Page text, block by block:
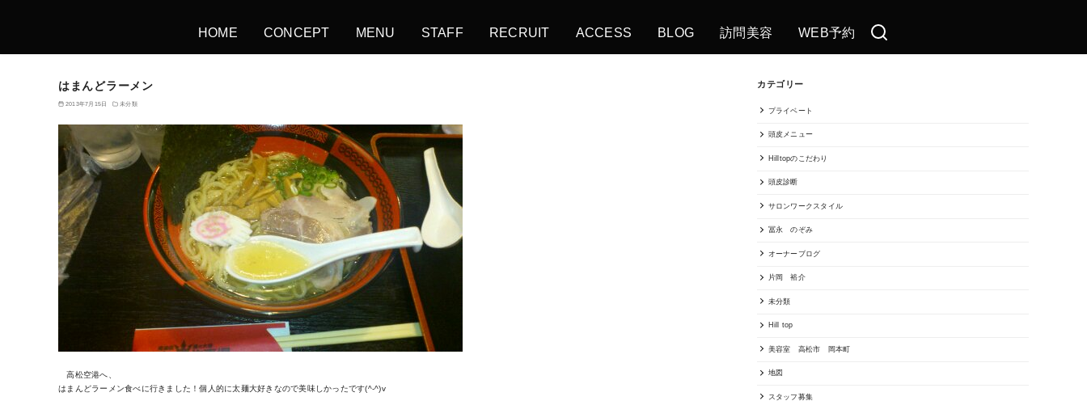
HOME CONCEPT MENU STAFF RECRUIT ACCESS BLOG 訪問美容 WEB予約
はまんどラーメン
2013年7月15日 未分類
高松空港へ、
はまんどラーメン食べに行きました！個人的に太麺大好きなので美味しかったです(^-^)v
カテゴリー
プライベート
頭皮メニュー
Hilltopのこだわり
頭皮診断
サロンワークスタイル
冨永 のぞみ
オーナーブログ
片岡 裕介
未分類
Hill top
美容室 高松市 岡本町
地図
スタッフ募集